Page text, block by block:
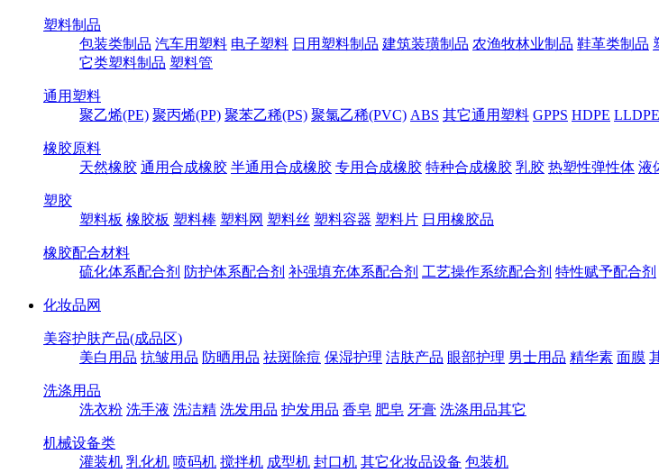
塑料制品
包装类制品 汽车用塑料 电子塑料 日用塑料制品 建筑装璜制品 农渔牧林业制品 鞋革类制品
它类塑料制品 塑料管
通用塑料
聚乙烯(PE) 聚丙烯(PP) 聚苯乙稀(PS) 聚氯乙稀(PVC) ABS 其它通用塑料 GPPS HDPE LLDPE
橡胶原料
天然橡胶 通用合成橡胶 半通用合成橡胶 专用合成橡胶 特种合成橡胶 乳胶 热塑性弹性体 液
塑胶
塑料板 橡胶板 塑料棒 塑料网 塑料丝 塑料容器 塑料片 日用橡胶品
橡胶配合材料
硫化体系配合剂 防护体系配合剂 补强填充体系配合剂 工艺操作系统配合剂 特性赋予配合剂
化妆品网
美容护肤产品(成品区)
美白用品 抗皱用品 防晒用品 祛斑除痘 保湿护理 洁肤产品 眼部护理 男士用品 精华素 面膜
洗涤用品
洗衣粉 洗手液 洗洁精 洗发用品 护发用品 香皂 肥皂 牙膏 洗涤用品其它
机械设备类
灌装机 乳化机 喷码机 搅拌机 成型机 封口机 其它化妆品设备 包装机